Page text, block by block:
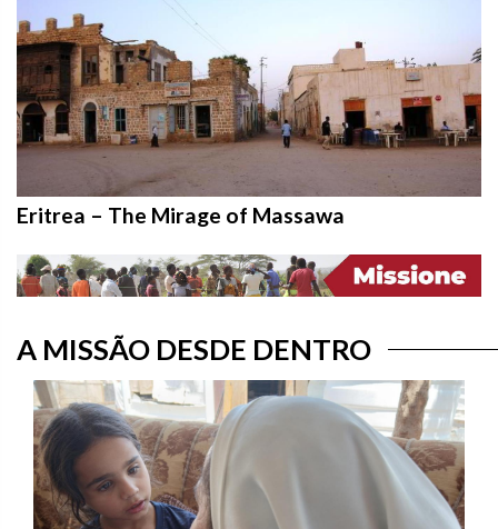
Eritrea – The Mirage of Massawa
A MISSÃO DESDE DENTRO